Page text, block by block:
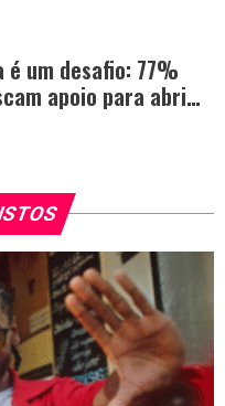
é um desafio: 77%
apoio para abrir